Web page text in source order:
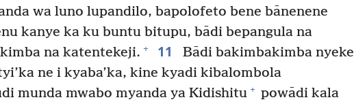
wa luno lupandilo, bapolofeto bene bānenene
kanye ka ku buntu bitupu, bādi bepangula na
na katentekeji. + 11
Bādi bakimbakimba nyeke
ne i kyaba’ka, kine kyadi kibalombola
munda mwabo myanda ya Kidishitu + powādi kala